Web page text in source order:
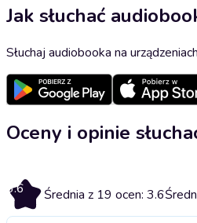
Jak słuchać
Słuchaj audiobooka na
Oceny i opinie
3.6 Średnia z 19 ocen: 3.6